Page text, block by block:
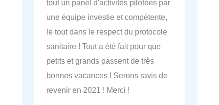
tout un panel d'activités pilotées par
une équipe investie et compétente,
le tout dans le respect du protocole
sanitaire ! Tout a été fait pour que
petits et grands passent de très
bonnes vacances ! Serons ravis de
revenir en 2021 ! Merci !